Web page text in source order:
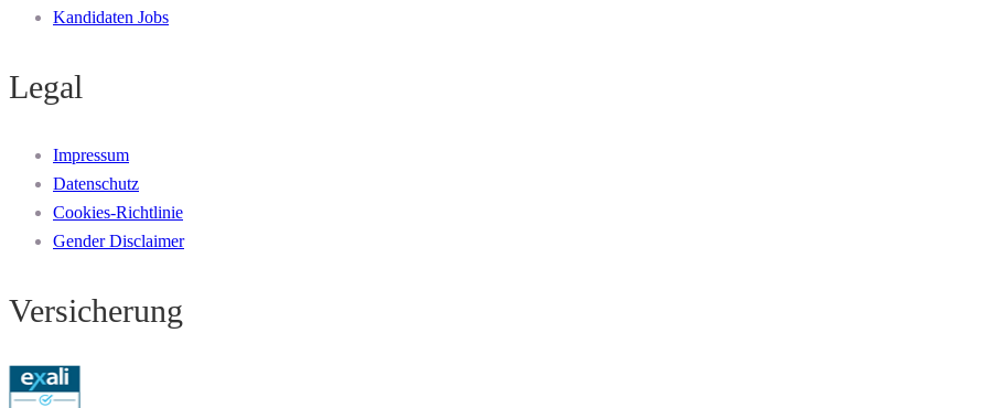
Kandidaten Jobs
Legal
Impressum
Datenschutz
Cookies-Richtlinie
Gender Disclaimer
Versicherung